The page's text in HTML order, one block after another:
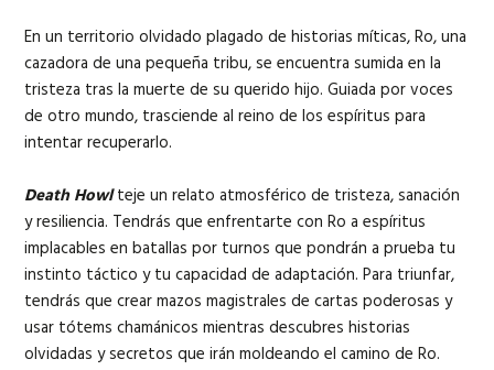
En un territorio olvidado plagado de historias míticas, Ro, una
cazadora de una pequeña tribu, se encuentra sumida en la
tristeza tras la muerte de su querido hijo. Guiada por voces
de otro mundo, trasciende al reino de los espíritus para
intentar recuperarlo.
Death Howlteje un relato atmosférico de tristeza, sanación
y resiliencia. Tendrás que enfrentarte con Ro a espíritus
implacables en batallas por turnos que pondrán a prueba tu
instinto táctico y tu capacidad de adaptación. Para triunfar,
tendrás que crear mazos magistrales de cartas poderosas y
usar tótems chamánicos mientras descubres historias
olvidadas y secretos que irán moldeando el camino de Ro.